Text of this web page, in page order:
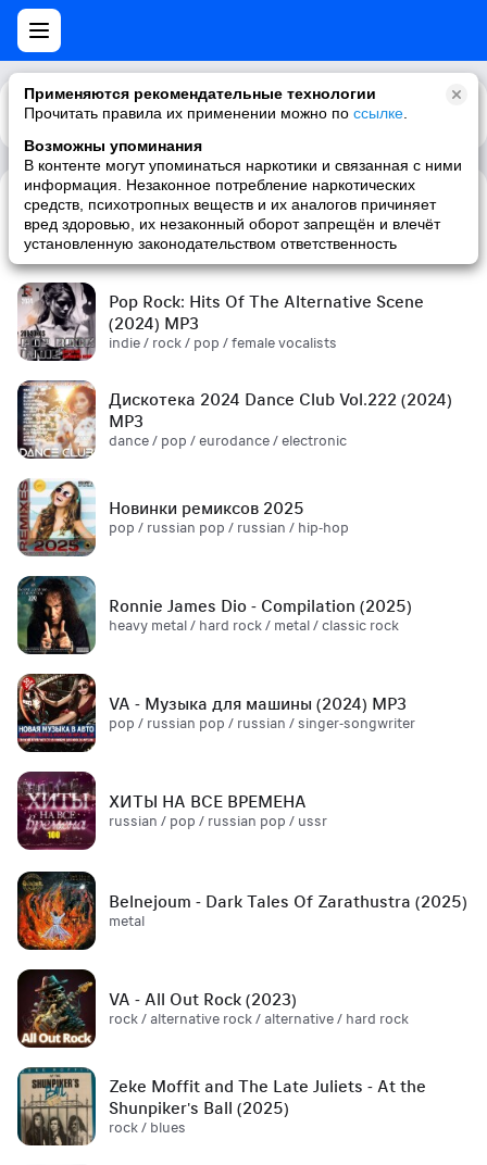
Применяются рекомендательные технологии
Прочитать правила их применении можно по ссылке
Возможны упоминания
В контенте могут упоминаться наркотики и связанная с ними
информация. Незаконное потребление наркотических
средств, психотропных веществ и их аналогов причиняет
вред здоровью, их незаконный оборот запрещён и влечёт
установленную законодательством ответственность
Каталог Рекомендации
Сборник! '90s (2024) MP3
pop / russian pop / russian / '90s
Pop Rock: Hits Of The Alternative Scene
(2024) MP3
indie / rock / pop / female vocalists
Дискотека 2024 Dance Club Vol.222 (2024)
MP3
dance / pop / eurodance / electronic
Новинки ремиксов 2025
pop / russian pop / russian / hip-hop
Ronnie James Dio - Compilation (2025)
heavy metal / hard rock / metal / classic rock
VA - Музыка для машины (2024) MP3
pop / russian pop / russian / singer-songwriter
ХИТЫ НА ВСЕ ВРЕМЕНА
russian / pop / russian pop / ussr
Belnejoum - Dark Tales Of Zarathustra (2025)
metal
VA - All Out Rock (2023)
rock / alternative rock / alternative / hard rock
Zeke Moffit and The Late Juliets - At the
Shunpiker's Ball (2025)
rock / blues